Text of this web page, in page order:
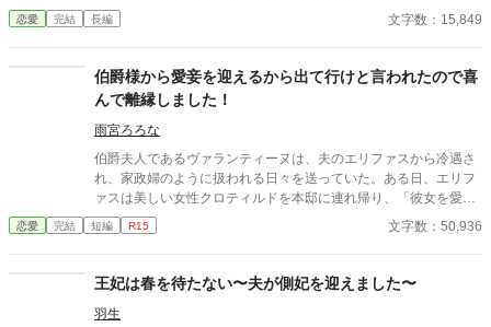
めきが広がる。 エレノアはゆっくりと顔を上げた。 目の前では、
王子が腰に手を回した美しい令嬢――侯爵令嬢セシリアが勝ち誇
恋愛 完結 長編 文字数：15,849
伯爵様から愛妾を迎えるから出て行けと言われたので喜
んで離縁しました！
雨宮ろろな
伯爵夫人であるヴァランティーヌは、夫のエリファスから冷遇さ
れ、家政婦のように扱われる日々を送っていた。ある日、エリフ
ァスは美しい女性クロティルドを本邸に連れ帰り、「彼女を愛妾
にする。お前との婚姻は終わりだ」と冷酷に離縁を言い渡す。ヴ
ァランティーヌは引き留めることもせず、静かにそれを受け入れ
ら彼女の類まれなる意匠の才能と清らかな心を慕っていた、隣国
の若き公爵カジミールだった。カジミールの領地で温かく迎えら
れ、本来の輝きを取り戻していくヴァランティーヌ。 一方、彼女
恋愛 完結 短編 R15 文字数：50,936
王妃は春を待たない〜夫が側妃を迎えました〜
羽生